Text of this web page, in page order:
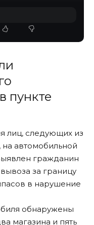
пункте
лиц, следующих из
на автомобильной
гражданин
за границу
в нарушение
обнаружены
магазина и пять